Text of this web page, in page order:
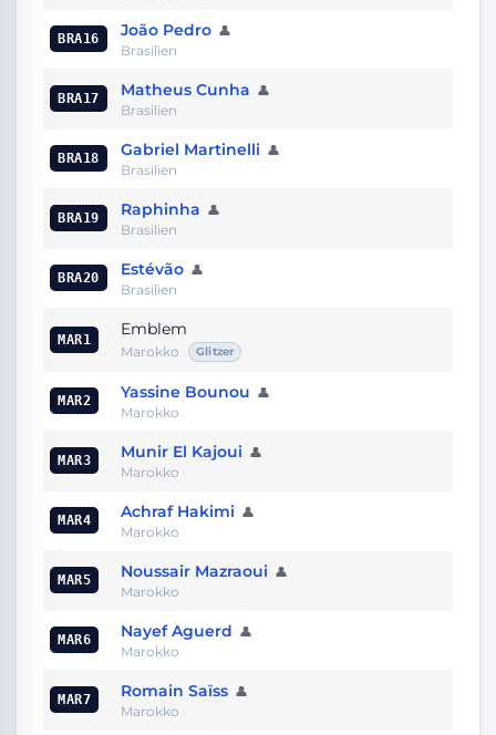
BRA16 João Pedro 👤
Brasilien
BRA17 Matheus Cunha 👤
Brasilien
BRA18 Gabriel Martinelli 👤
Brasilien
BRA19 Raphinha 👤
Brasilien
BRA20 Estévão 👤
Brasilien
MAR1
Emblem
Marokko Glitzer
MAR2 Yassine Bounou 👤
Marokko
MAR3 Munir El Kajoui 👤
Marokko
MAR4 Achraf Hakimi 👤
Marokko
MAR5 Noussair Mazraoui 👤
Marokko
MAR6 Nayef Aguerd 👤
Marokko
MAR7 Romain Saïss 👤
Marokko